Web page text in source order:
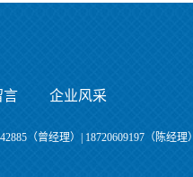
言 企业风采
（曾经理）| 18720609197（陈经理）